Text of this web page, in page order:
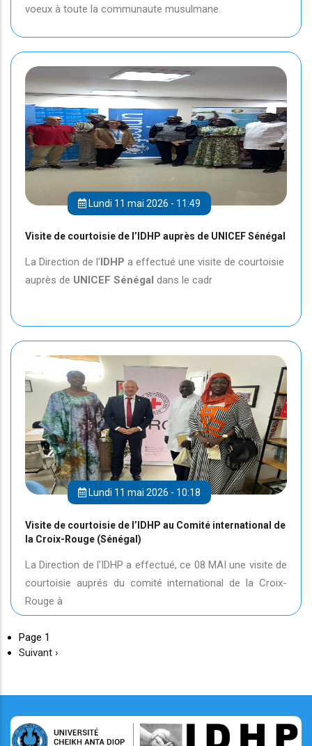
voeux à toute la communaute musulmane.
Lundi 11 mai 2026 - 11:49
Visite de courtoisie de l’IDHP auprès de UNICEF Sénégal
La Direction de l'IDHP a effectué une visite de courtoisie
auprès de UNICEF Sénégal dans le cadr
Lundi 11 mai 2026 - 10:18
Visite de courtoisie de l’IDHP au Comité international de
la Croix-Rouge (Sénégal)
La Direction de l'IDHP a effectué, ce 08 MAI une visite de
courtoisie auprés du comité international de la Croix-
Rouge à
Page 1
Page
Suivant ›